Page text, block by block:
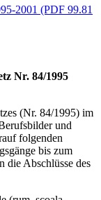
2001 (PDF 99.81
Nr. 84/1995
(Nr. 84/1995) im
und
folgenden
bis zum
die Abschlüsse des